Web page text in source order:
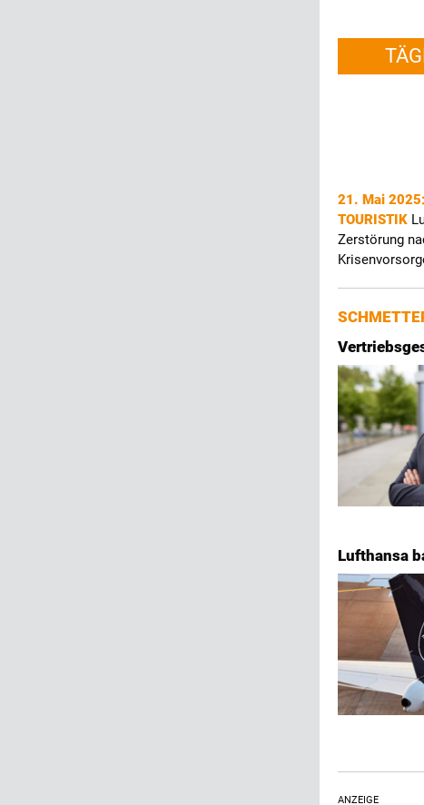
21. Mai 2025:
TOURISTIK
Zerstörung
Lufthansa
ANZEIGE